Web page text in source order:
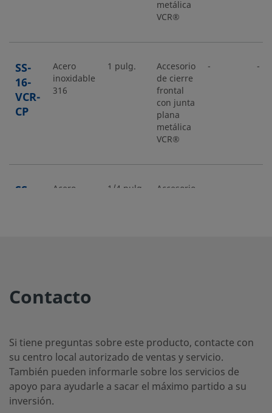
metálica
VCR®
SS-
16-
VCR-
CP
Acero
inoxidable
316
1 pulg.
Accesorio
de cierre
frontal
con junta
plana
metálica
VCR®
- -
SS-
Acero
1/4 pulg.
Accesorio
VCR-
CP-
B25
frontal
con junta
plana
metálica
VCR®
Contacto
Si tiene preguntas sobre este producto, contacte con
su centro local autorizado de ventas y servicio.
También pueden informarle sobre los servicios de
apoyo para ayudarle a sacar el máximo partido a su
inversión.